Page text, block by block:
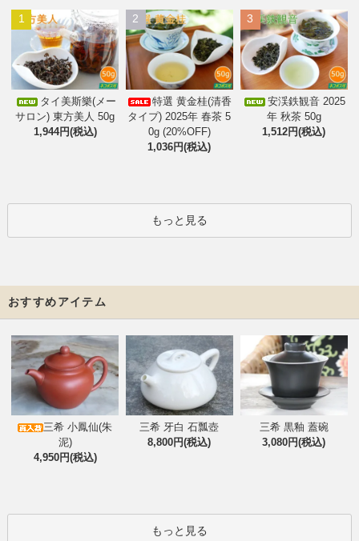
1
タイ美斯樂(メー
サロン) 東方美人 50g
1,944円(税込)
2
特選 黄金桂(清香
タイプ) 2025年 春茶 5
0g (20%OFF)
1,036円(税込)
3
安渓鉄観音 2025
年 秋茶 50g
1,512円(税込)
もっと見る
おすすめアイテム
三希 小鳳仙(朱
泥)
4,950円(税込)
三希 牙白 石瓢壺
8,800円(税込)
三希 黒釉 蓋碗
3,080円(税込)
もっと見る